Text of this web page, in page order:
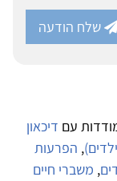
שלח הודעה
עם דיכאון
, הפרעות
, משברי חיים